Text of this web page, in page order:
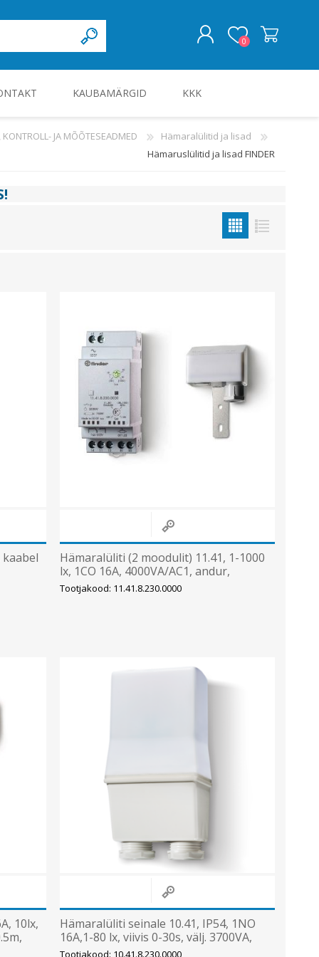
0
Metallkilbid, süvispaigaldus
Metallkilbid, pindpaigaldus
Plastkilbid, süvispaigaldus
Siinid ja valgustid
KAUBAMÄRGID KKK
KONTROLL- JA MÕÕTESEADMED
Hämaralülitid ja lisad
Hämaruslülitid ja lisad FINDER
!
kaabel
Hämaralüliti (2 moodulit) 11.41, 1-1000
lx, 1CO 16A, 4000VA/AC1, andur,
230VAC, Finder
Tootjakood: 11.41.8.230.0000
10lx,
Hämaralüliti seinale 10.41, IP54, 1NO
16A,1-80 lx, viivis 0-30s, välj. 3700VA,
toide 230V, Finder
Tootjakood: 10.41.8.230.0000